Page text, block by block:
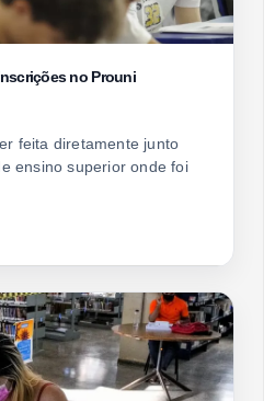
no Prouni
feita diretamente junto
ensino superior onde foi